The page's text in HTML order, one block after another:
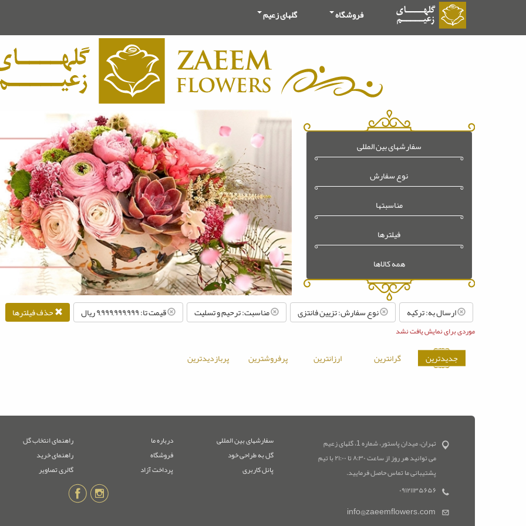
فروشگاه گلهای زعیم
سفارشهای بین المللی
نوع سفارش
مناسبتها
فیلترها
همه کالاها
ارسال به: ترکیه نوع سفارش: تزیین فانتزی مناسبت: ترحیم و تسلیت قیمت تا: ۹,۹۹۹,۹۹۹,۹۹۹ ريال حذف فیلترها
موردی برای نمایش یافت نشد
جدیدترین گرانترین ارزانترین پرفروشترین پربازدیدترین
تهران، میدان پاستور، شماره 1، گلهای زعیم
می توانید هر روز از ساعت ۸:۳۰ تا ۲۱:۰۰ با تیم
پشتیبانی ما تماس حاصل فرمایید.
۰۹۱۲۱۱۳۵۶۵۶
info@zaeemflowers.com
سفارشهای بین المللی
گل به طراحی خود
پانل کاربری
درباره ما
فروشگاه
پرداخت آزاد
راهنمای انتخاب گل
راهنمای خرید
گالری تصاویر